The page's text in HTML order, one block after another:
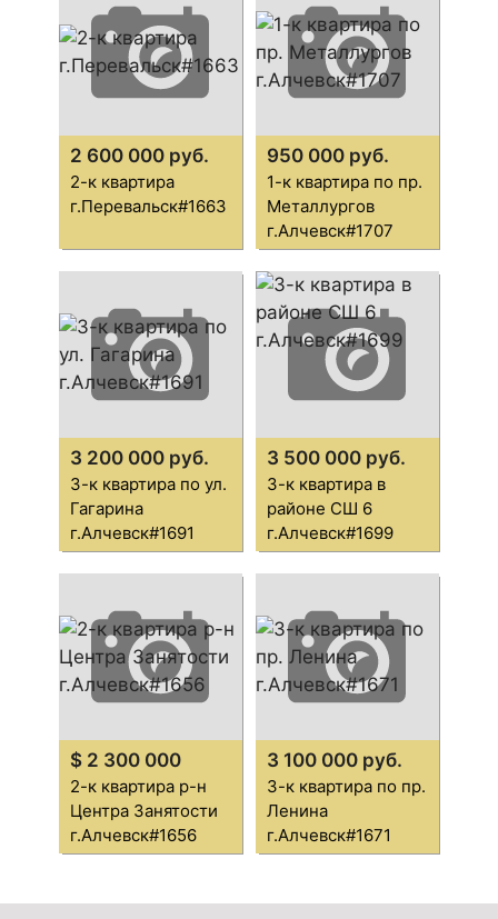
2 600 000 руб.
2-к квартира
г.Перевальск#1663
950 000 руб.
1-к квартира по пр.
Металлургов
г.Алчевск#1707
3 200 000 руб.
3-к квартира по ул.
Гагарина
г.Алчевск#1691
3 500 000 руб.
3-к квартира в
районе СШ 6
г.Алчевск#1699
$ 2 300 000
2-к квартира р-н
Центра Занятости
г.Алчевск#1656
3 100 000 руб.
3-к квартира по пр.
Ленина
г.Алчевск#1671